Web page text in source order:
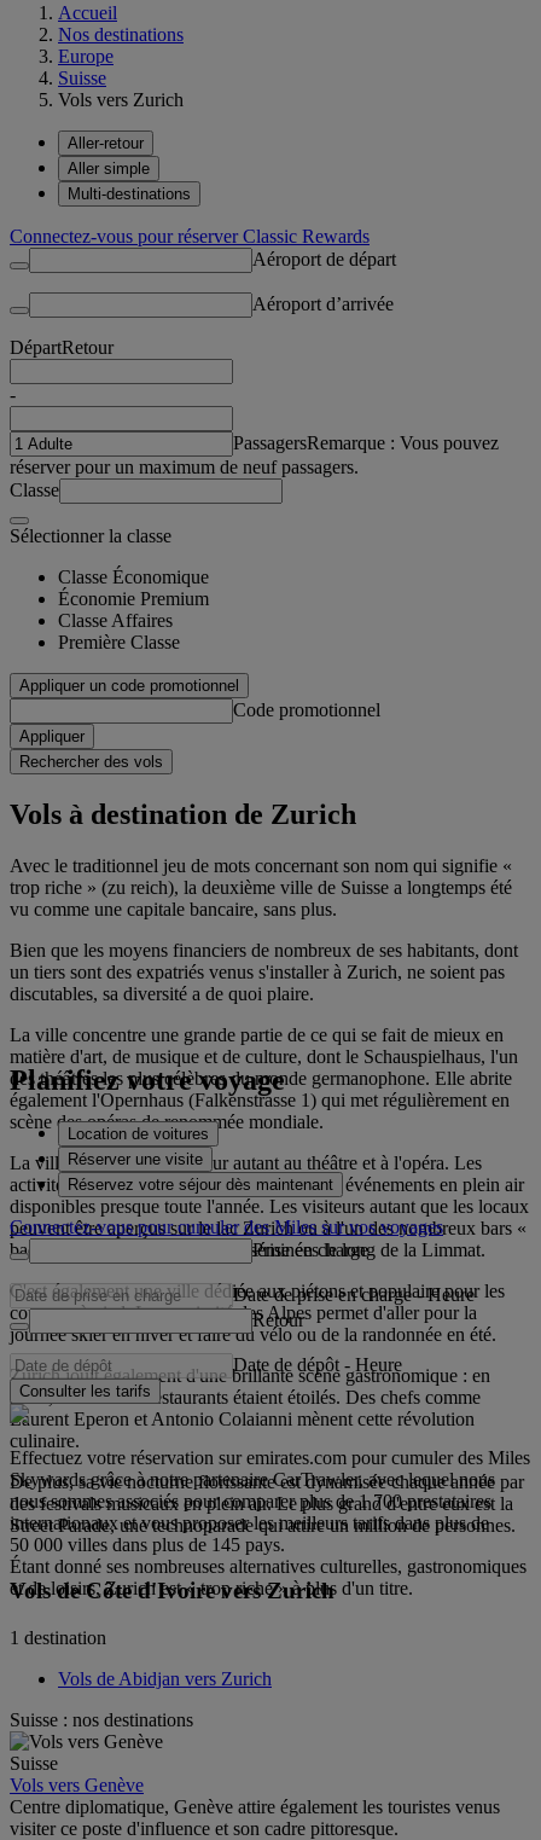
Accueil
Nos destinations
Europe
Suisse
Vols vers Zurich
Aller-retour
Aller simple
Multi-destinations
Connectez-vous pour réserver Classic Rewards
Aéroport de départ
Aéroport d’arrivée
DépartRetour
-
PassagersRemarque : Vous pouvez
réserver pour un maximum de neuf passagers.
Classe
Sélectionner la classe
Classe Économique
Économie Premium
Classe Affaires
Première Classe
Appliquer un code promotionnel
Code promotionnel
Appliquer
Rechercher des vols
Vols à destination de Zurich
Avec le traditionnel jeu de mots concernant son nom qui signifie «
trop riche » (zu reich), la deuxième ville de Suisse a longtemps été
vu comme une capitale bancaire, sans plus.
Bien que les moyens financiers de nombreux de ses habitants, dont
un tiers sont des expatriés venus s'installer à Zurich, ne soient pas
discutables, sa diversité a de quoi plaire.
La ville concentre une grande partie de ce qui se fait de mieux en
matière d'art, de musique et de culture, dont le Schauspielhaus, l'un
des théâtres les plus célèbres du monde germanophone. Elle abrite
également l'Opernhaus (Falkenstrasse 1) qui met régulièrement en
scène des opéras de renommée mondiale.
La ville ne se limite pas pour autant au théâtre et à l'opéra. Les
activités en extérieur sont nombreuses et les événements en plein air
disponibles presque toute l'année. Les visiteurs autant que les locaux
peuvent être aperçus sur le lac Zurich ou à l'un des nombreux bars «
badis » (piscine en plein air) disséminées le long de la Limmat.
C'est également une ville dédiée aux piétons et populaire pour les
coureurs à pied. La proximité des Alpes permet d'aller pour la
journée skier en hiver et faire du vélo ou de la randonnée en été.
Zurich jouit également d'une brillante scène gastronomique : en
2014, neuf de ses restaurants étaient étoilés. Des chefs comme
Laurent Eperon et Antonio Colaianni mènent cette révolution
culinaire.
De plus, sa vie nocturne florissante est dynamisée chaque année par
des festivals musicaux en plein air. Le plus grand d'entre eux est la
Street Parade, une technoparade qui attire un million de personnes.
Étant donné ses nombreuses alternatives culturelles, gastronomiques
et de loisirs, Zurich est « trop riche » à plus d'un titre.
Planifiez votre voyage
Location de voitures
Réserver une visite
Réservez votre séjour dès maintenant
Connectez-vous pour cumuler des Miles sur vos voyages
Prise en charge
Date de prise en charge - Heure
Retour
Date de dépôt - Heure
Consulter les tarifs
Effectuez votre réservation sur emirates.com pour cumuler des Miles
Skywards grâce à notre partenaire CarTrawler, avec lequel nous
nous sommes associés pour comparer plus de 1 700 prestataires
internationaux et vous proposer les meilleurs tarifs dans plus de
50 000 villes dans plus de 145 pays.
Vols de Côte d'Ivoire vers Zurich
1 destination
Vols de Abidjan vers Zurich
Suisse : nos destinations
Suisse
Vols vers Genève
Centre diplomatique, Genève attire également les touristes venus
visiter ce poste d'influence et son cadre pittoresque.